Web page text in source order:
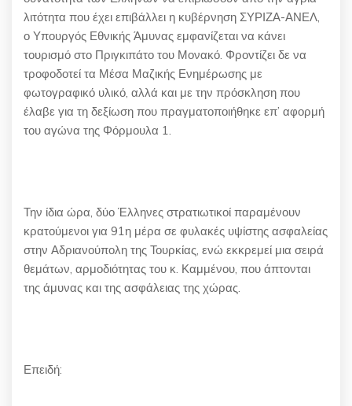
λιτότητα που έχει επιβάλλει η κυβέρνηση ΣΥΡΙΖΑ-ΑΝΕΛ,
ο Υπουργός Εθνικής Άμυνας εμφανίζεται να κάνει
τουρισμό στο Πριγκιπάτο του Μονακό. Φροντίζει δε να
τροφοδοτεί τα Μέσα Μαζικής Ενημέρωσης με
φωτογραφικό υλικό, αλλά και με την πρόσκληση που
έλαβε για τη δεξίωση που πραγματοποιήθηκε επ’ αφορμή
του αγώνα της Φόρμουλα 1.
Την ίδια ώρα, δύο Έλληνες στρατιωτικοί παραμένουν
κρατούμενοι για 91η μέρα σε φυλακές υψίστης ασφαλείας
στην Αδριανούπολη της Τουρκίας, ενώ εκκρεμεί μια σειρά
θεμάτων, αρμοδιότητας του κ. Καμμένου, που άπτονται
της άμυνας και της ασφάλειας της χώρας.
Επειδή: